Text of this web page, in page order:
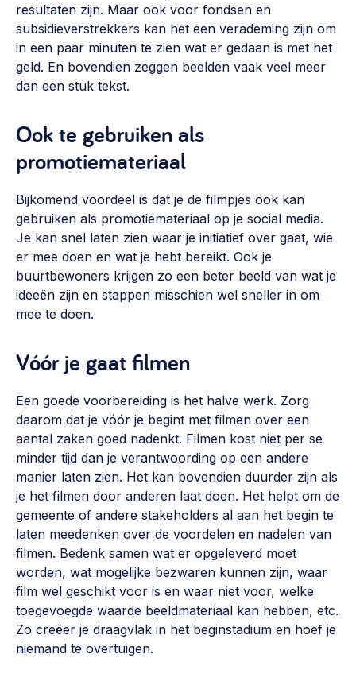
resultaten zijn. Maar ook voor fondsen en
subsidieverstrekkers kan het een verademing zijn om
in een paar minuten te zien wat er gedaan is met het
geld. En bovendien zeggen beelden vaak veel meer
dan een stuk tekst.
Ook te gebruiken als
promotiemateriaal
Bijkomend voordeel is dat je de filmpjes ook kan
gebruiken als promotiemateriaal op je social media.
Je kan snel laten zien waar je initiatief over gaat, wie
er mee doen en wat je hebt bereikt. Ook je
buurtbewoners krijgen zo een beter beeld van wat je
ideeën zijn en stappen misschien wel sneller in om
mee te doen.
Vóór je gaat filmen
Een goede voorbereiding is het halve werk. Zorg
daarom dat je vóór je begint met filmen over een
aantal zaken goed nadenkt. Filmen kost niet per se
minder tijd dan je verantwoording op een andere
manier laten zien. Het kan bovendien duurder zijn als
je het filmen door anderen laat doen. Het helpt om de
gemeente of andere stakeholders al aan het begin te
laten meedenken over de voordelen en nadelen van
filmen. Bedenk samen wat er opgeleverd moet
worden, wat mogelijke bezwaren kunnen zijn, waar
film wel geschikt voor is en waar niet voor, welke
toegevoegde waarde beeldmateriaal kan hebben, etc.
Zo creëer je draagvlak in het beginstadium en hoef je
niemand te overtuigen.